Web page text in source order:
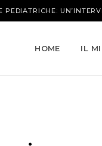
| LA ROSA INVERSA
HOME IL